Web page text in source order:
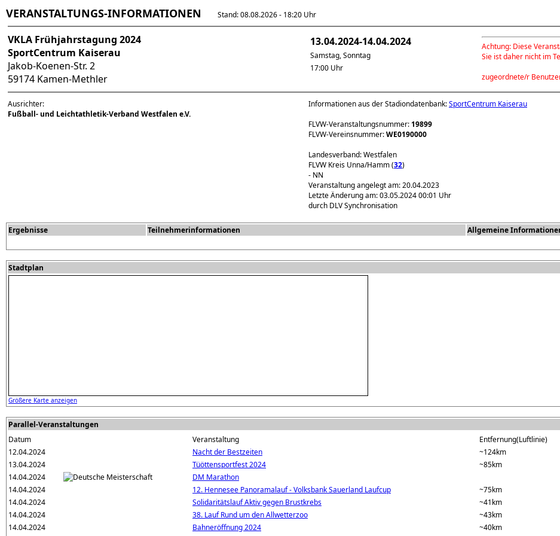
VERANSTALTUNGS-INFORMATIONEN Stand: 08.08.2026 - 18:20 Uhr
VKLA Frühjahrstagung 2024
SportCentrum Kaiserau
Jakob-Koenen-Str. 2
59174 Kamen-Methler
13.04.2024-14.04.2024
Samstag, Sonntag
17:00 Uhr
Achtung: Diese
Sie ist daher nicht im
zugeordnete/r
Ausrichter:
Fußball- und Leichtathletik-Verband Westfalen e.V.
Informationen aus der Stadiondatenbank:SportCentrum Kaiserau
FLVW-Veranstaltungsnummer:19899
FLVW-Vereinsnummer:WE0190000
Landesverband: Westfalen
FLVW Kreis Unna/Hamm (32)
- NN
Veranstaltung angelegt am: 20.04.2023
Letzte Änderung am: 03.05.2024 00:01 Uhr
durch DLV Synchronisation
Ergebnisse Teilnehmerinformationen Allgemeine
Stadtplan
Größere Karte anzeigen
Parallel-Veranstaltungen
Datum
Veranstaltung Entfernung(Luftlinie)
12.04.2024
Nacht der Bestzeiten ~124km
13.04.2024
Tüöttensportfest 2024 ~85km
14.04.2024
DM Marathon
14.04.2024
12. Hennesee Panoramalauf - Volksbank Sauerland Laufcup ~75km
14.04.2024
Solidaritätslauf Aktiv gegen Brustkrebs ~41km
14.04.2024
38. Lauf Rund um den Allwetterzoo ~43km
14.04.2024
Bahneröffnung 2024 ~40km